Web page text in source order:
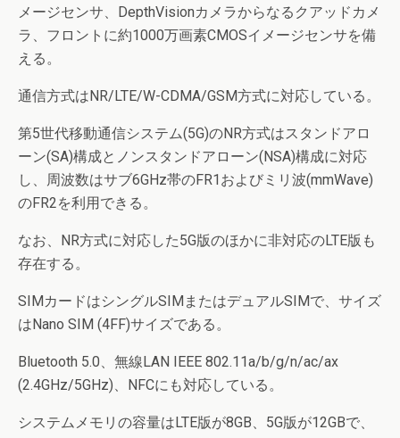
メージセンサ、DepthVisionカメラからなるクアッドカメ
ラ、フロントに約1000万画素CMOSイメージセンサを備
える。
通信方式はNR/LTE/W-CDMA/GSM方式に対応している。
第5世代移動通信システム(5G)のNR方式はスタンドアロ
ーン(SA)構成とノンスタンドアローン(NSA)構成に対応
し、周波数はサブ6GHz帯のFR1およびミリ波(mmWave)
のFR2を利用できる。
なお、NR方式に対応した5G版のほかに非対応のLTE版も
存在する。
SIMカードはシングルSIMまたはデュアルSIMで、サイズ
はNano SIM (4FF)サイズである。
Bluetooth 5.0、無線LAN IEEE 802.11a/b/g/n/ac/ax
(2.4GHz/5GHz)、NFCにも対応している。
システムメモリの容量はLTE版が8GB、5G版が12GBで、